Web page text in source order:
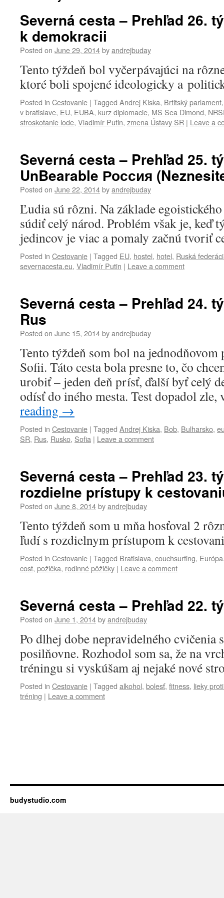
Severná cesta – Prehľad 26.
k demokracii
Posted on June 29, 2014byandrejbuday
Tento týždeň bol vyčerpávajúci na
ktoré boli spojené ideologicky a
Posted in Cestovanie | Tagged Andrej Kiska, Brtitský parlament
v bratislave, EU, EUBA, kurz diplomacie, MS Sea Dimond,
stroskotanie lode, Vladimír Putin, zmena Ústavy SR | Leave a
Severná cesta – Prehľad 25.
UnBearable Россия
Posted on June 22, 2014byandrejbuday
Ľudia sú rôzni. Na základe
súdiť celý národ. Problém však je, keď
jedincov je viac a pomaly začnú tvoriť
Posted in Cestovanie | Tagged EU, hostel, hotel, Ruská
severnacesta.eu, Vladimír Putin | Leave a comment
Severná cesta – Prehľad 24.
Rus
Posted on June 15, 2014byandrejbuday
Tento týždeň som bol na jednodňovom
Sofii. Táto cesta bola presne to, čo
urobiť – jeden deň prísť, ďalší byť celý
odísť do iného mesta. Test dopadol
reading →
Posted in Cestovanie | Tagged Andrej Kiska, Bob, Bulharsko,
SR, Rus, Rusko, Sofia | Leave a comment
Severná cesta – Prehľad 23.
rozdielne prístupy k
Posted on June 8, 2014byandrejbuday
Tento týždeň som u mňa hosťoval 2
ľudí s rozdielnym prístupom k
Posted in Cestovanie | Tagged Bratislava, couchsurfing, Európa
cost, požička, rodinné pôžičky | Leave a comment
Severná cesta – Prehľad 22.
Posted on June 1, 2014byandrejbuday
Po dlhej dobe nepravidelného cvičenia
posilňovne. Rozhodol som sa, že na
tréningu si vyskúšam aj nejaké nové
Posted in Cestovanie | Tagged alkohol, bolesť, fitness, lieky
tréning | Leave a comment
budystudio.com